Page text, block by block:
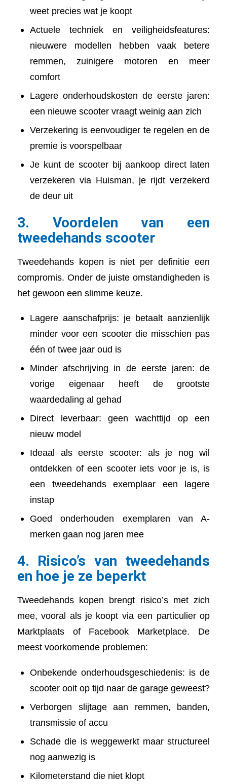
weet precies wat je koopt
Actuele techniek en veiligheidsfeatures:
nieuwere modellen hebben vaak betere
remmen, zuinigere motoren en meer
comfort
Lagere onderhoudskosten de eerste jaren:
een nieuwe scooter vraagt weinig aan zich
Verzekering is eenvoudiger te regelen en de
premie is voorspelbaar
Je kunt de scooter bij aankoop direct laten
verzekeren via Huisman, je rijdt verzekerd
de deur uit
3. Voordelen van een
tweedehands scooter
Tweedehands kopen is niet per definitie een
compromis. Onder de juiste omstandigheden is
het gewoon een slimme keuze.
Lagere aanschafprijs: je betaalt aanzienlijk
minder voor een scooter die misschien pas
één of twee jaar oud is
Minder afschrijving in de eerste jaren: de
vorige eigenaar heeft de grootste
waardedaling al gehad
Direct leverbaar: geen wachttijd op een
nieuw model
Ideaal als eerste scooter: als je nog wil
ontdekken of een scooter iets voor je is, is
een tweedehands exemplaar een lagere
instap
Goed onderhouden exemplaren van A-
merken gaan nog jaren mee
4. Risico’s van tweedehands
en hoe je ze beperkt
Tweedehands kopen brengt risico’s met zich
mee, vooral als je koopt via een particulier op
Marktplaats of Facebook Marketplace. De
meest voorkomende problemen:
Onbekende onderhoudsgeschiedenis: is de
scooter ooit op tijd naar de garage geweest?
Verborgen slijtage aan remmen, banden,
transmissie of accu
Schade die is weggewerkt maar structureel
nog aanwezig is
Kilometerstand die niet klopt